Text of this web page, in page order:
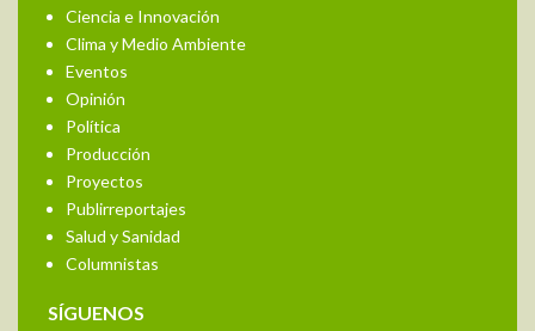
Ciencia e Innovación
Clima y Medio Ambiente
Eventos
Opinión
Política
Producción
Proyectos
Publirreportajes
Salud y Sanidad
Columnistas
SÍGUENOS